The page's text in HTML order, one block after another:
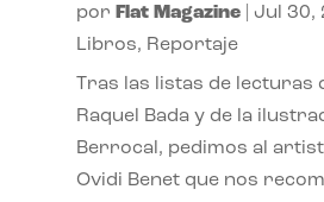
por Flat Magazine| Jul 30,
Libros, Reportaje
Tras las listas de lecturas
Raquel Bada y de la
Berrocal, pedimos al
Ovidi Benet que nos